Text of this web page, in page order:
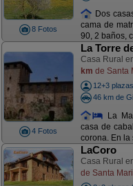
8 Fotos
Dos
cama de
90, 2 baños,
4 Fotos
La Torre
Casa Rural
km de Santa
12+3 plazas
46 km de
La
casa de
corona. En la
LaCoro
Casa Rural
de Santa